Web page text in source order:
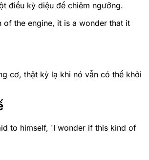
điều kỳ diệu để chiêm ngưỡng.
of the engine, it is a wonder that it
cơ, thật kỳ lạ khi nó vẫn có thể khởi
to himself, 'I wonder if this kind of